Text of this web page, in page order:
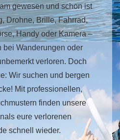
gewesen und schon ist
Drohne, Brille, Fahrrad,
Handy oder Kamera –
bei Wanderungen oder
verloren. Doch
Wir suchen und bergen
Mit professionellen,
finden unsere
eure verlorenen
schnell wieder.